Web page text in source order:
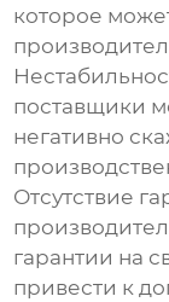
которое
поставщики
негативно
Отсутствие
гарантии на
привести к